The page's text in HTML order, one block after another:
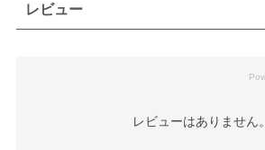
レビュー
レビューはありません。